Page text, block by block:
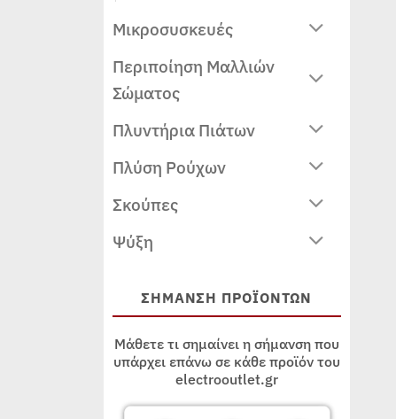
Μικροσυσκευές
Περιποίηση Μαλλιών
Σώματος
Πλυντήρια Πιάτων
Πλύση Ρούχων
Σκούπες
Ψύξη
ΣΗΜΑΝΣΗ ΠΡΟΪΟΝΤΩΝ
Μάθετε τι σημαίνει η σήμανση που
υπάρχει επάνω σε κάθε προϊόν του
electrooutlet.gr